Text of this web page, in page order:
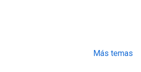
Más temas